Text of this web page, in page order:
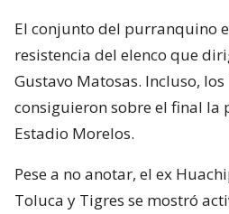
El conjunto del purranquino
resistencia del elenco que
Gustavo Matosas. Incluso,
consiguieron sobre el final la
Estadio Morelos.
Pese a no anotar, el ex
Toluca y Tigres se mostró